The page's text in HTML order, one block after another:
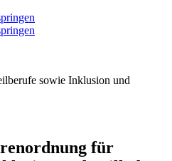
sowie Inklusion und
für